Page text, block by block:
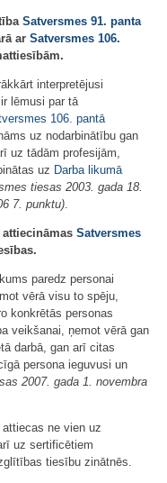
Satversmes 91. panta
ar Satversmes 106.
interpretējusi
lēmusi par tā
106. pantā
uz nodarbinātību gan
uz tādām profesijām,
uz Darba likumā
tiesas 2003. gada 18.
7. punktu).
Satversmes
paredz personai
vērā visu to spēju,
konkrētās personas
veikšanai, ņemot vērā gan
darbā, gan arī citas
persona ieguvusi un
2007. gada 1. novembra
ne vien uz
uz sertificētiem
tiesību zinātnēs.